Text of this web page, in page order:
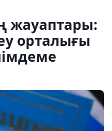
жауаптары:
орталығы